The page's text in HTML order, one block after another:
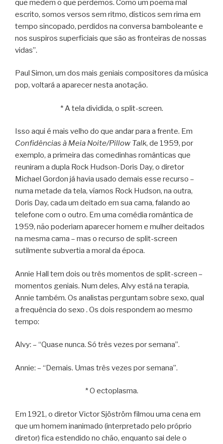
que medem o que perdemos. Como um poema mal
escrito, somos versos sem ritmo, dísticos sem rima em
tempo sincopado, perdidos na conversa bamboleante e
nos suspiros superficiais que são as fronteiras de nossas
vidas”.
Paul Simon, um dos mais geniais compositores da música
pop, voltará a aparecer nesta anotação.
* A tela dividida, o split-screen.
Isso aqui é mais velho do que andar para a frente. Em
Confidências à Meia Noite/Pillow Talk, de 1959, por
exemplo, a primeira das comedinhas românticas que
reuniram a dupla Rock Hudson-Doris Day, o diretor
Michael Gordon já havia usado demais esse recurso –
numa metade da tela, víamos Rock Hudson, na outra,
Doris Day, cada um deitado em sua cama, falando ao
telefone com o outro. Em uma comédia romântica de
1959, não poderiam aparecer homem e mulher deitados
na mesma cama – mas o recurso de split-screen
sutilmente subvertia a moral da época.
Annie Hall tem dois ou três momentos de split-screen –
momentos geniais. Num deles, Alvy está na terapia,
Annie também. Os analistas perguntam sobre sexo, qual
a frequência do sexo . Os dois respondem ao mesmo
tempo:
Alvy: – “Quase nunca. Só três vezes por semana”.
Annie: – “Demais. Umas três vezes por semana”.
* O ectoplasma.
Em 1921, o diretor Victor Sjöström filmou uma cena em
que um homem inanimado (interpretado pelo próprio
diretor) fica estendido no chão, enquanto sai dele o